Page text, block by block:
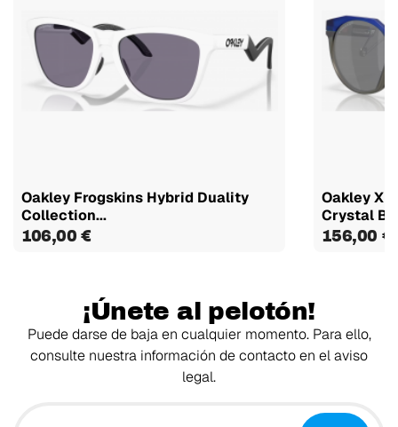
Oakley Frogskins Hybrid Duality
Collection...
106,00 €
Oakley X
Crystal
156,00 €
¡Únete al pelotón!
Puede darse de baja en cualquier momento. Para ello,
consulte nuestra información de contacto en el aviso
legal.